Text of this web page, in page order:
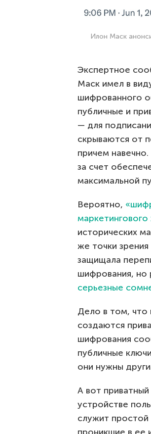
Илон Маск
Экспертное
Маск имел в
шифрованного
публичные и
— для
скрываются от
причем
за счет
максимальной
Вероятно,
маркетингового
исторических
же точки
защищала
шифрования, но
серьезные
Дело в том, что
создаются
шифрования
публичные
они нужны
А вот
устройстве
служит простой
проникшие в ее